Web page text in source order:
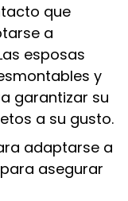
que
a
esposas
y
garantizar su
a su gusto.
adaptarse a
asegurar